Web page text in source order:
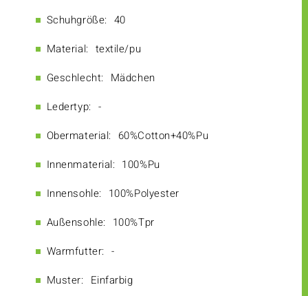
Schuhgröße: 40
Material: textile/pu
Geschlecht: Mädchen
Ledertyp: -
Obermaterial: 60%Cotton+40%Pu
Innenmaterial: 100%Pu
Innensohle: 100%Polyester
Außensohle: 100%Tpr
Warmfutter: -
Muster: Einfarbig